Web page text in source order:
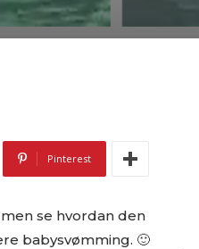
Pinterest
se hvordan den
babysvømming. 🙂